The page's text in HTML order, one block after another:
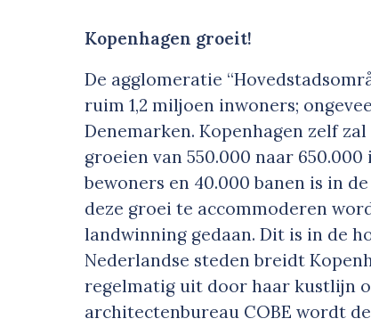
Kopenhagen groeit!
De agglomeratie
ruim 1,2 miljoen inwoners;
Denemarken. Kopenhagen zelf
groeien van 550.000 naar
bewoners en 40.000 banen is in
deze groei te accommoderen
landwinning gedaan. Dit is in de
Nederlandse steden breidt
regelmatig uit door haar kustlijn
architectenbureau COBE wordt